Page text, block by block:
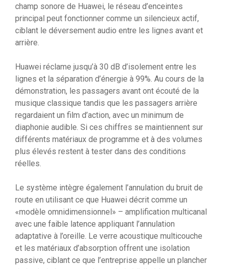
champ sonore de Huawei, le réseau d’enceintes
principal peut fonctionner comme un silencieux actif,
ciblant le déversement audio entre les lignes avant et
arrière.
Huawei réclame jusqu’à 30 dB d’isolement entre les
lignes et la séparation d’énergie à 99%. Au cours de la
démonstration, les passagers avant ont écouté de la
musique classique tandis que les passagers arrière
regardaient un film d’action, avec un minimum de
diaphonie audible. Si ces chiffres se maintiennent sur
différents matériaux de programme et à des volumes
plus élevés restent à tester dans des conditions
réelles.
Le système intègre également l’annulation du bruit de
route en utilisant ce que Huawei décrit comme un
«modèle omnidimensionnel» – amplification multicanal
avec une faible latence appliquant l’annulation
adaptative à l’oreille. Le verre acoustique multicouche
et les matériaux d’absorption offrent une isolation
passive, ciblant ce que l’entreprise appelle un plancher